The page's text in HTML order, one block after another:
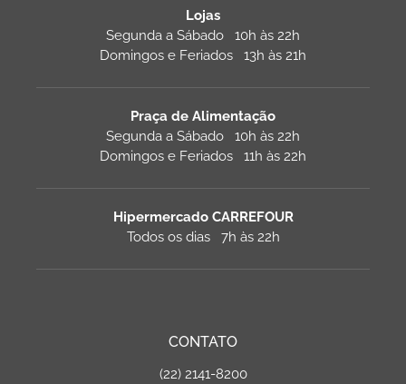
Lojas
Segunda a Sábado 10h às 22h
Domingos e Feriados 13h às 21h
Praça de Alimentação
Segunda a Sábado 10h às 22h
Domingos e Feriados 11h às 22h
Hipermercado CARREFOUR
Todos os dias 7h às 22h
CONTATO
(22) 2141-8200